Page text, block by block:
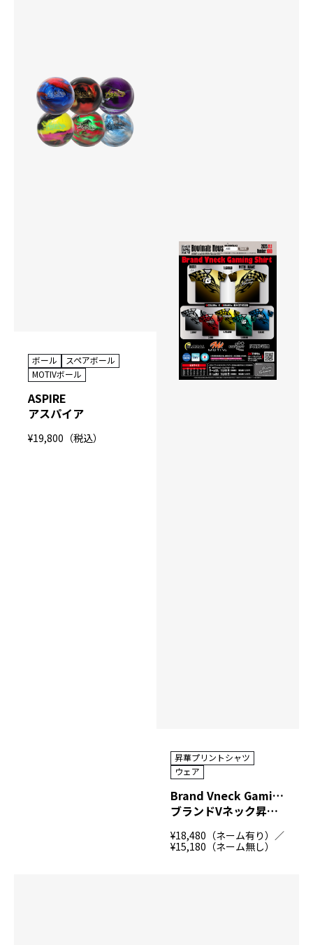
ボール
スペアボール
MOTIVボール
ASPIRE
アスパイア
¥19,800（税込）
昇華プリントシャツ
ウェア
Brand Vneck Gaming Shirt BGS1（MOTIV）
ブランドVネック昇華プリントシャツ（MOTIV)
¥18,480（ネーム有り）／
¥15,180（ネーム無し）